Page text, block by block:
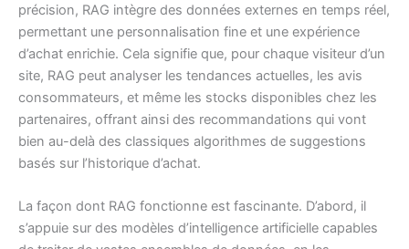
précision, RAG intègre des données externes en temps réel,
permettant une personnalisation fine et une expérience
d’achat enrichie. Cela signifie que, pour chaque visiteur d’un
site, RAG peut analyser les tendances actuelles, les avis
consommateurs, et même les stocks disponibles chez les
partenaires, offrant ainsi des recommandations qui vont
bien au-delà des classiques algorithmes de suggestions
basés sur l’historique d’achat.
La façon dont RAG fonctionne est fascinante. D’abord, il
s’appuie sur des modèles d’intelligence artificielle capables